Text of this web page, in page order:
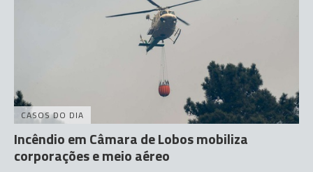
CASOS DO DIA
Incêndio em Câmara de Lobos mobiliza
corporações e meio aéreo